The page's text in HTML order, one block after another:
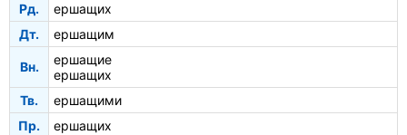
Рд.
ершащих
Дт.
ершащим
Вн.
ершащие
ершащих
Тв.
ершащими
Пр.
ершащих